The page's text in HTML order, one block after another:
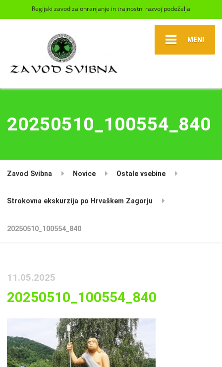
Regijski zavod za ohranjanje in trajnostni razvoj podeželja
MENI
20250510_100554_840
Zavod Svibna Novice Ostale vsebine
Strokovna ekskurzija po Hrvaškem Zagorju
20250510_100554_840
11.05.2025
20250510_100554_840